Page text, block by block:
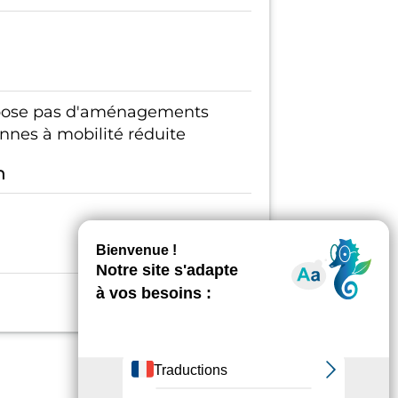
pas d'aménagements
à mobilité réduite